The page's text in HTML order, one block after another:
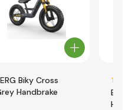
Biky Cross
Handbrake